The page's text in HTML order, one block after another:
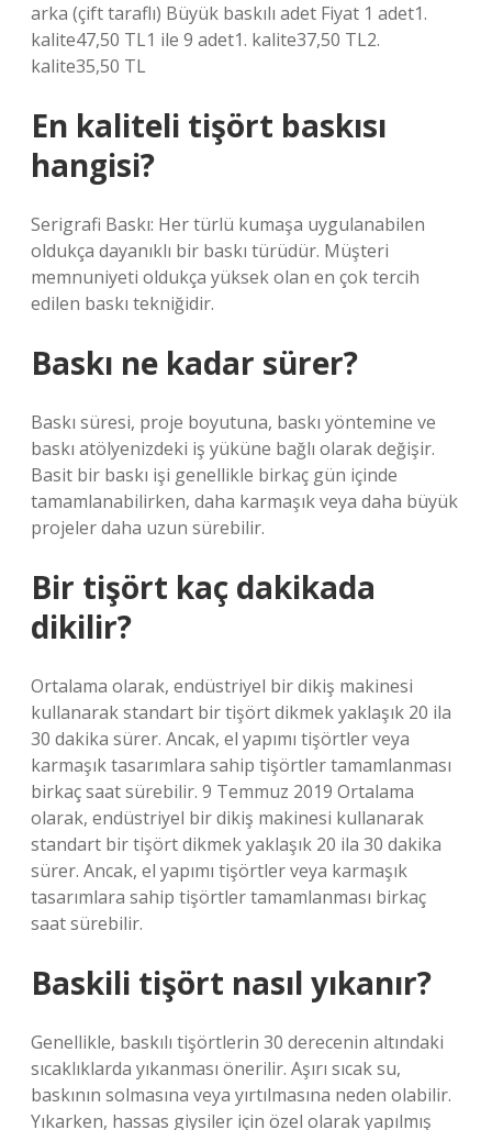
arka (çift taraflı) Büyük baskılı adet Fiyat 1 adet1.
kalite47,50 TL1 ile 9 adet1. kalite37,50 TL2.
kalite35,50 TL
En kaliteli tişört baskısı
hangisi?
Serigrafi Baskı: Her türlü kumaşa uygulanabilen
oldukça dayanıklı bir baskı türüdür. Müşteri
memnuniyeti oldukça yüksek olan en çok tercih
edilen baskı tekniğidir.
Baskı ne kadar sürer?
Baskı süresi, proje boyutuna, baskı yöntemine ve
baskı atölyenizdeki iş yüküne bağlı olarak değişir.
Basit bir baskı işi genellikle birkaç gün içinde
tamamlanabilirken, daha karmaşık veya daha büyük
projeler daha uzun sürebilir.
Bir tişört kaç dakikada
dikilir?
Ortalama olarak, endüstriyel bir dikiş makinesi
kullanarak standart bir tişört dikmek yaklaşık 20 ila
30 dakika sürer. Ancak, el yapımı tişörtler veya
karmaşık tasarımlara sahip tişörtler tamamlanması
birkaç saat sürebilir. 9 Temmuz 2019 Ortalama
olarak, endüstriyel bir dikiş makinesi kullanarak
standart bir tişört dikmek yaklaşık 20 ila 30 dakika
sürer. Ancak, el yapımı tişörtler veya karmaşık
tasarımlara sahip tişörtler tamamlanması birkaç
saat sürebilir.
Baskili tişört nasıl yıkanır?
Genellikle, baskılı tişörtlerin 30 derecenin altındaki
sıcaklıklarda yıkanması önerilir. Aşırı sıcak su,
baskının solmasına veya yırtılmasına neden olabilir.
Yıkarken, hassas giysiler için özel olarak yapılmış